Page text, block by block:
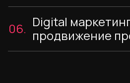
06. Digital
продвижение